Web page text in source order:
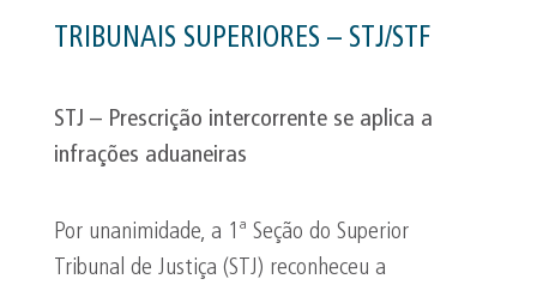
TRIBUNAIS SUPERIORES – ST J/STF
STJ – Prescrição intercorrente se aplica a
infrações aduaneiras
Por unanimidade, a 1ª Seção do Superior
Tribunal de Justiça (STJ) reconheceu a